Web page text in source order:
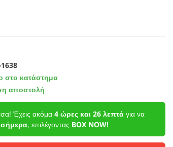
στο κατάστημα
αποστολή
Έχεις ακόμα 4 ώρες και 26 λεπτάγια να
σήμερα, επιλέγοντας BOX NOW!